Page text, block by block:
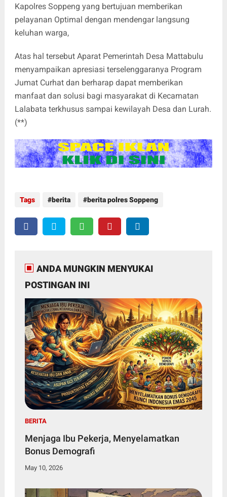
Kapolres Soppeng yang bertujuan memberikan
pelayanan Optimal dengan mendengar langsung
keluhan warga,
Atas hal tersebut Aparat Pemerintah Desa Mattabulu
menyampaikan apresiasi terselenggaranya Program
Jumat Curhat dan berharap dapat memberikan
manfaat dan solusi bagi masyarakat di Kecamatan
Lalabata terkhusus sampai kewilayah Desa dan Lurah.
(**)
Tags berita berita polres Soppeng
ANDA MUNGKIN MENYUKAI
POSTINGAN INI
BERITA
Menjaga Ibu Pekerja, Menyelamatkan
Bonus Demografi
May 10, 2026